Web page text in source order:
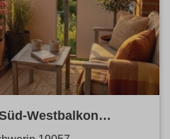
Westbalkon
Ruhige Wohnlage